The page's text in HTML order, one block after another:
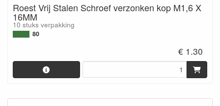
Roest Vrij Stalen Schroef verzonken kop M1,6 X
16MM
10 stuks verpakking
80
€ 1.30